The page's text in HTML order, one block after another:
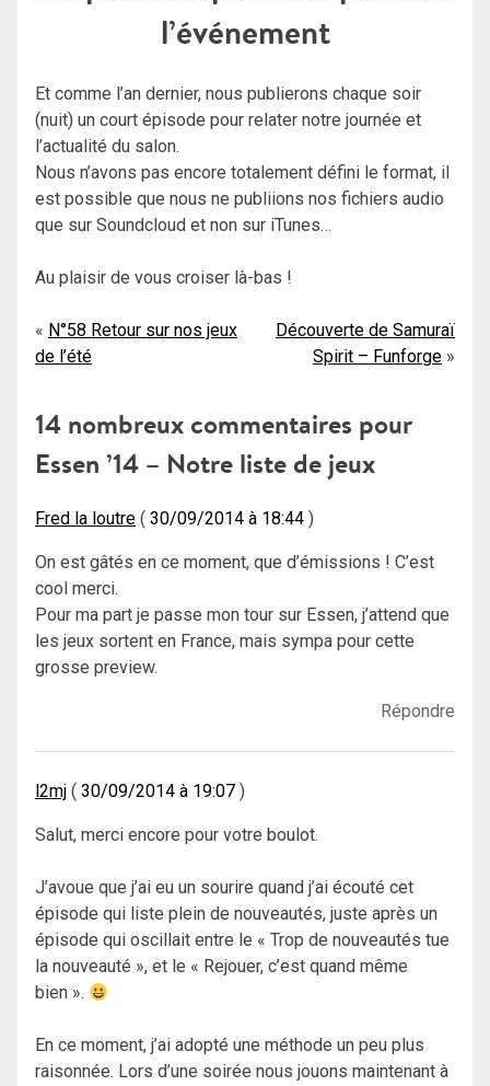
l’événement
Et comme l’an dernier, nous publierons chaque soir
(nuit) un court épisode pour relater notre journée et
l’actualité du salon.
Nous n’avons pas encore totalement défini le format, il
est possible que nous ne publiions nos fichiers audio
que sur Soundcloud et non sur iTunes…
Au plaisir de vous croiser là-bas !
Navigation
de
l’article
N°58 Retour sur nos jeux
de l’été
Découverte de Samuraï
Spirit – Funforge
14 nombreux commentaires pour
Essen ’14 – Notre liste de jeux
Fred la loutre 30/09/2014 à 18:44
On est gâtés en ce moment, que d’émissions ! C’est
cool merci.
Pour ma part je passe mon tour sur Essen, j’attend que
les jeux sortent en France, mais sympa pour cette
grosse preview.
Répondre
l2mj 30/09/2014 à 19:07
Salut, merci encore pour votre boulot.
J’avoue que j’ai eu un sourire quand j’ai écouté cet
épisode qui liste plein de nouveautés, juste après un
épisode qui oscillait entre le « Trop de nouveautés tue
la nouveauté », et le « Rejouer, c’est quand même
bien ».
En ce moment, j’ai adopté une méthode un peu plus
raisonnée. Lors d’une soirée nous jouons maintenant à